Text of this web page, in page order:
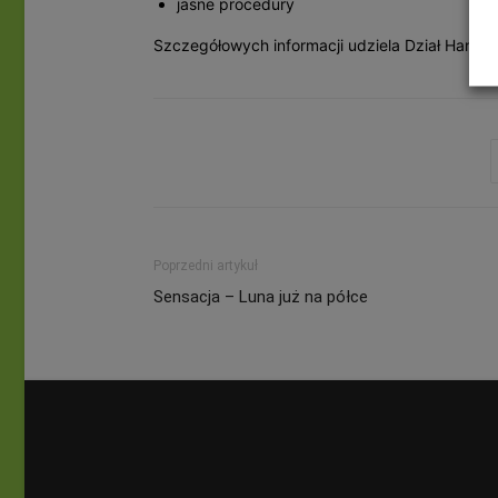
jasne procedury
Szczegółowych informacji udziela Dział
Poprzedni artykuł
Sensacja – Luna już na półce